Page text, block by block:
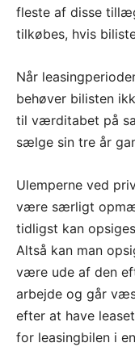
fleste af disse
tilkøbes, hvis
Når
behøver bilisten
til værditabet på
sælge sin tre år
Ulemperne ved
være særligt
tidligst kan
Altså kan man
være ude af den
arbejde og går
efter at have
for leasingbilen i